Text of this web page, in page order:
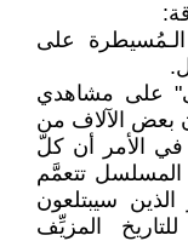
على
على مشاهدي
بعض الآلاف من
في الأمر أن كلّ
المسلسل تتعمَّم
الذين سيبتلعون
المزيِّف